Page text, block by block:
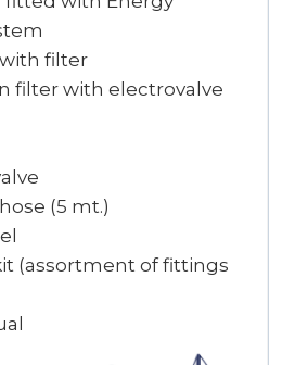
filter
filter with electrovalve
(5 mt.)
(assortment of fittings